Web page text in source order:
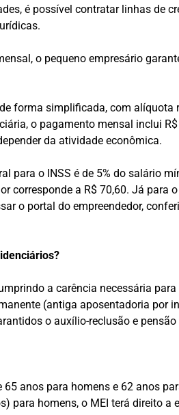
é possível contratar linhas de
o pequeno empresário
forma simplificada, com
o pagamento mensal inclui
da atividade econômica.
para o INSS é de 5% do salário
corresponde a R$ 70,60. Já
o portal do empreendedor,
a carência necessária
(antiga aposentadoria
o auxílio-reclusão e pensão
anos para homens e 62 anos
para homens, o MEI terá direito a